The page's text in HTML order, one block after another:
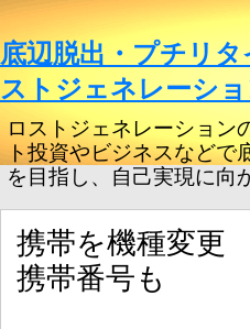
底辺脱出・プチリ
ストジェネレーシ
ロストジェネレーション
ト投資やビジネスなどで
を目指し、自己実現に向
携帯を機種変更
携帯番号も